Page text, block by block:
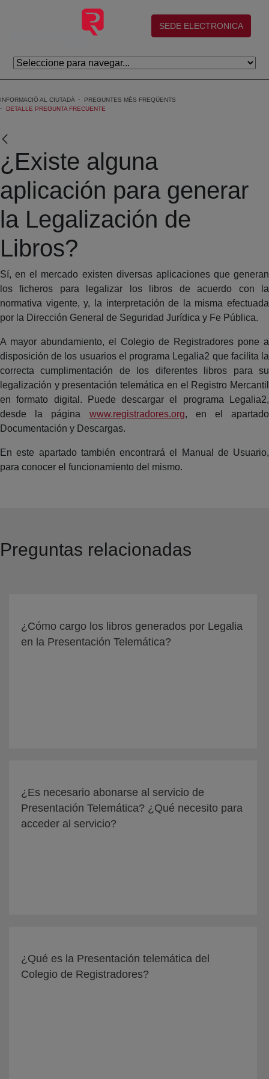
Salta al contingut principal
(abre en nueva ventana)
SEDE ELECTRONICA
INFORMACIÓ AL CIUTADÀ
PREGUNTES MÉS FREQÜENTS
DETALLE PREGUNTA FRECUENTE
¿Existe alguna
aplicación para generar
la Legalización de
Libros?
Sí, en el mercado existen diversas aplicaciones que generan
los ficheros para legalizar los libros de acuerdo con la
normativa vigente, y, la interpretación de la misma efectuada
por la Dirección General de Seguridad Jurídica y Fe Pública.
A mayor abundamiento, el Colegio de Registradores pone a
disposición de los usuarios el programa Legalia2 que facilita la
correcta cumplimentación de los diferentes libros para su
legalización y presentación telemática en el Registro Mercantil
en formato digital. Puede descargar el programa Legalia2,
desde la página www.registradores.org, en el apartado
Documentación y Descargas.
En este apartado también encontrará el Manual de Usuario,
para conocer el funcionamiento del mismo.
Preguntas relacionadas
¿Cómo cargo los libros generados por Legalia
en la Presentación Telemática?
¿Es necesario abonarse al servicio de
Presentación Telemática? ¿Qué necesito para
acceder al servicio?
¿Qué es la Presentación telemática del
Colegio de Registradores?